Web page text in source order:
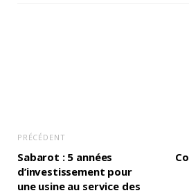
PRÉCÉDENT
Sabarot : 5 années
d’investissement pour
une usine au service des